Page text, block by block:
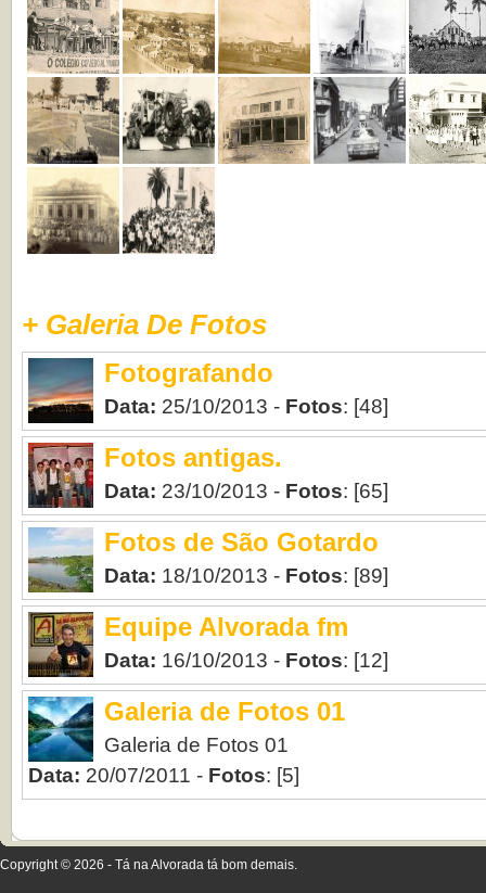
+ Galeria De Fotos
Fotografando
Data: 25/10/2013 - Fotos: [48]
Fotos antigas.
Data: 23/10/2013 - Fotos: [65]
Fotos de São Gotardo
Data: 18/10/2013 - Fotos: [89]
Equipe Alvorada fm
Data: 16/10/2013 - Fotos: [12]
Galeria de Fotos 01
Galeria de Fotos 01
Data: 20/07/2011 - Fotos: [5]
Copyright © 2026 - Tá na Alvorada tá bom demais.